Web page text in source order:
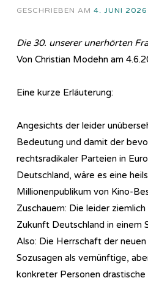
GESCHRIEBEN AM 4. JUNI 2026
Die 30. unserer unerhörten
Von Christian Modehn am
Eine kurze Erläuterung:
Angesichts der leider
Bedeutung und damit der
rechtsradikaler Parteien in
Deutschland, wäre es eine
Millionenpublikum von Kino-
Zuschauern: Die leider
Zukunft Deutschland in einem
Also: Die Herrschaft der neuen
Sozusagen als vernünftige,
konkreter Personen drastische